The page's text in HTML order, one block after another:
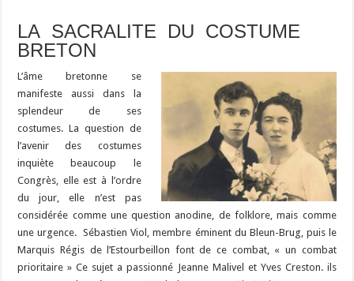
LA SACRALITE DU COSTUME
BRETON
L’âme bretonne se
manifeste aussi dans la
splendeur de ses
costumes. La question de
l’avenir des costumes
inquiète beaucoup le
Congrès, elle est à l’ordre
du jour, elle n’est pas
considérée comme une question anodine, de folklore, mais comme
une urgence. Sébastien Viol, membre éminent du Bleun-Brug, puis le
Marquis Régis de l’Estourbeillon font de ce combat, « un combat
prioritaire » Ce sujet a passionné Jeanne Malivel et Yves Creston. ils